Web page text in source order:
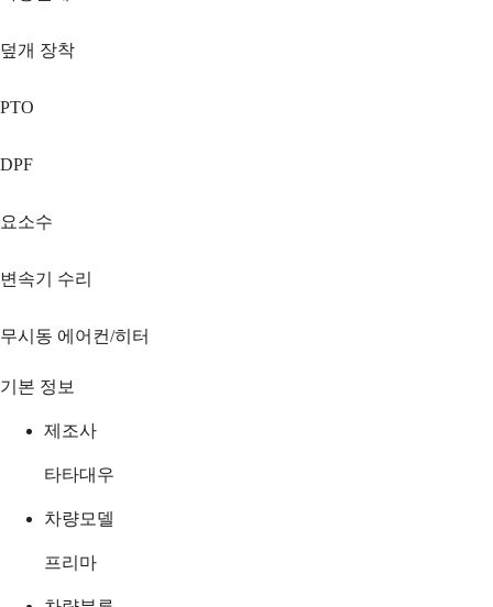
덮개 장착
PTO
DPF
요소수
변속기 수리
무시동 에어컨/히터
기본 정보
제조사
타타대우
차량모델
프리마